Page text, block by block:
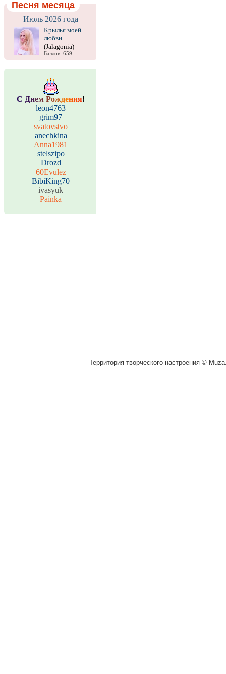
Песня месяца
Июль 2026 года
Крылья моей
любви
(Jalagonia)
Баллов: 659
С Днем Рождения!
leon4763
grim97
svatovstvo
anechkina
Anna1981
stelszipo
Drozd
60Evulez
BibiKing70
ivasyuk
Painka
Территория творческого настроения ©